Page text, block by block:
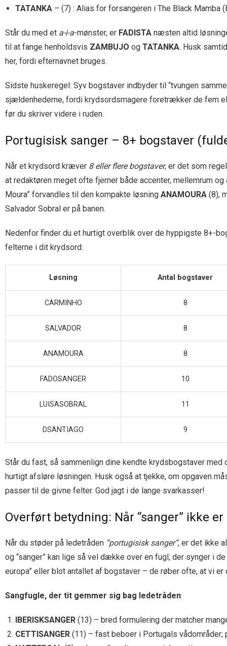
TATANKA – (7) : Alias for forsangeren i The Black Mamba
Står du med et a-i-a-mønster, er FADISTA næsten altid
til at fange henholdsvis ZAMBUJO og TATANKA. Husk
her, fordi efternavnet bruges.
Sidste huskeregel: Syv bogstaver indbyder til “tvungen
sjældenhederne, fordi krydsordsmagere foretrækker de fem
før du skriver videre i ruden.
Portugisisk sanger – 8+ bogstaver
Når et krydsord kræver 8 eller flere bogstaver, er det som
at redaktøren meget ofte fjerner både accenter, mellemrum
Moura” forvandles til den kompakte løsning ANAMOURA (8),
Salvador Sobral er på banen.
Nedenfor finder du et hurtigt overblik over de hyppigste 8+-
felterne i dit krydsord:
Løsning Antal bogstaver
CARMINHO 8
SALVADOR 8
ANAMOURA 8
FADOSANGER 10
LUISASOBRAL 11
DSANTIAGO 9
Står du fast, så sammenlign dine kendte krydsbogstaver
hurtigt afsløre løsningen. Husk også at tjekke, om opgaven
passer til de givne felter. God jagt i de lange svarkasser!
Overført betydning: Når “sanger” ikke
Når du støder på ledetråden “portugisisk sanger”, er det ikke
og “sanger” kan lige så vel dække over en fugl, der synger i
europa” eller blot antallet af bogstaver – de røber ofte, at vi
Sangfugle, der tit gemmer sig bag ledetråden:
IBERISKSANGER (13) – bred formulering der matcher
CETTISANGER (11) – fast beboer i Portugals